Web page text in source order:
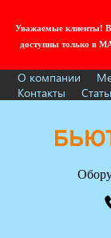
Уважаемые клиенты! В
доступны только в
О компании
Контакты